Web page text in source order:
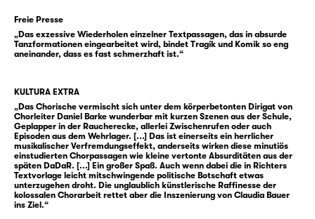
Zustand einer echten Anarchie befindet. Mit
allen Herrlichkeiten, die so etwas mit sich
bringt. Und mit allem Horror.“ Peter Richter
Peter Richter, 1973 in Dresden geboren,
begann zunächst eine Druckerlehre und
studierte dann in Hamburg und Madrid
Kunstgeschichte. Danach arbeitete er beim
Deutschlandfunk in Köln, beim
Deutschlandradio Berlin und als Redakteur
und Kolumnist im Feuilleton der Frankfurter
Allgemeinen Sonntagszeitung. Seit Sommer
Freie Presse
„Das exzessive Wiederholen einzelner Textpassagen, das in absurde
Tanzformationen eingearbeitet wird, bindet Tragik und Komik so eng
aneinander, dass es fast schmerzhaft ist.“
KULTURA EXTRA
„Das Chorische vermischt sich unter dem körperbetonten Dirigat von
Chorleiter Daniel Barke wunderbar mit kurzen Szenen aus der Schule,
Geplapper in der Raucherecke, allerlei Zwischenrufen oder auch
Episoden aus dem Wehrlager. [...] Das ist einerseits ein herrlicher
musikalischer Verfremdungseffekt, anderseits wirken diese minutiös
einstudierten Chorpassagen wie kleine vertonte Absurditäten aus der
späten DaDaR. [...] Ein großer Spaß. Auch wenn dabei die in Richters
Textvorlage leicht mitschwingende politische Botschaft etwas
unterzugehen droht. Die unglaublich künstlerische Raffinesse der
kolossalen Chorarbeit rettet aber die Inszenierung von Claudia Bauer
ins Ziel.“